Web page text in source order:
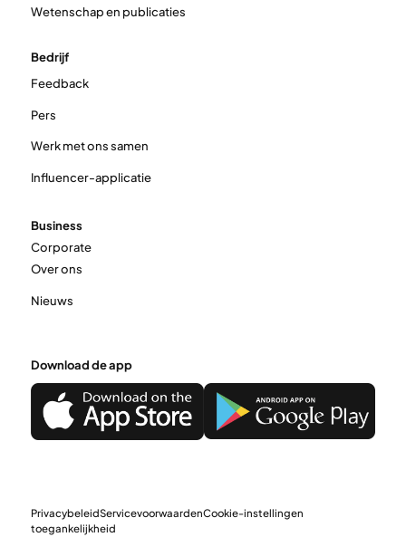
Wetenschap en publicaties
Bedrijf
Feedback
Pers
Werk met ons samen
Influencer-applicatie
Business
Corporate
Over ons
Nieuws
Download de app
PrivacybeleidServicevoorwaardenCookie-instellingen
toegankelijkheid